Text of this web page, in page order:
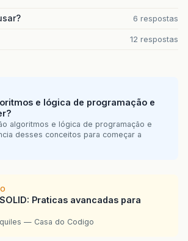
6 respostas
12 respostas
e lógica de programação e
algoritmos e lógica de programação e
desses conceitos para começar a
Praticas avancadas para
— Casa do Codigo